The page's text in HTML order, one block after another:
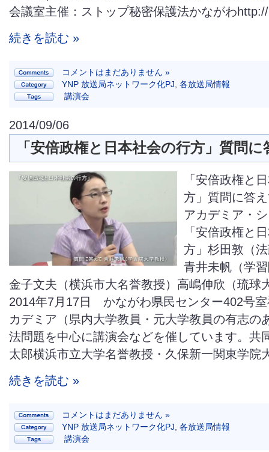
会議室主催：ストップ秘密保護法かながわ
続きを読む »
コメントはまだありません »
YNP 放送局ネットワーク化PJ 各放送局情報
講演会
2014/09/06
「安倍政権と日本社会の行方」質問に
「安倍政権と
方」質問に答
アカデミア・
「安倍政権と
方」杉田敦（
青井未帆（学
金子文夫（横浜市大名誉教授）高嶋伸欣（琉球
2014年7月17日 かながわ県民センター402号
カデミア（県内大学教員・元大学教員の有志の
法問題を中心に講演会などを催しています。共
太郎横浜市立大学名誉教授・久保新一関東学院
続きを読む »
コメントはまだありません »
YNP 放送局ネットワーク化PJ 各放送局情報
講演会